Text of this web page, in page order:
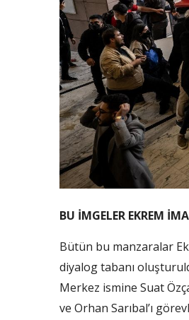
BU İMGELER EKREM
Bütün bu manzaralar
diyalog tabanı
Merkez ismine Suat
ve Orhan Sarıbal’ı